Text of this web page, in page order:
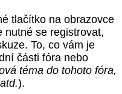
tlačítko na obrazovce
nutné se registrovat,
To, co vám je
části fóra nebo
téma do tohoto fóra,
).